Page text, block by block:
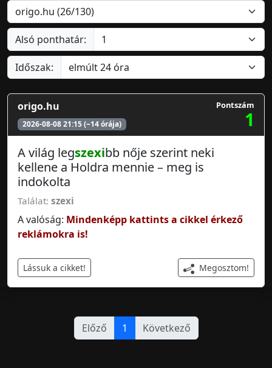
Alsó ponthatár:
Időszak:
origo.hu
2026-08-08 21:15 (~14 órája)
Pontszám
1
A világ legszexibb nője szerint neki
kellene a Holdra mennie – meg is
indokolta
Találat: szexi
A valóság: Mindenképp kattints a cikkel érkező
reklámokra is!
Lássuk a cikket! Megosztom!
Előző 1 Következő